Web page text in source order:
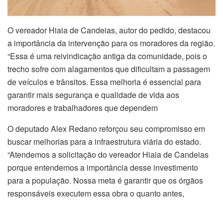
O vereador Hiaia de Candeias, autor do pedido, destacou
a importância da intervenção para os moradores da região.
“Essa é uma reivindicação antiga da comunidade, pois o
trecho sofre com alagamentos que dificultam a passagem
de veículos e trânsitos. Essa melhoria é essencial para
garantir mais segurança e qualidade de vida aos
moradores e trabalhadores que dependem
O deputado Alex Redano reforçou seu compromisso em
buscar melhorias para a infraestrutura viária do estado.
“Atendemos a solicitação do vereador Hiaia de Candeias
porque entendemos a importância desse investimento
para a população. Nossa meta é garantir que os órgãos
responsáveis ​​executem essa obra o quanto antes,